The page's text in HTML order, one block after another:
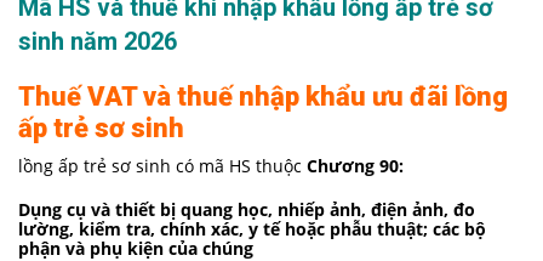
Mã HS và thuế khi nhập khẩu lồng ấp trẻ sơ
sinh năm 2026
Thuế VAT và thuế nhập khẩu ưu đãi lồng
ấp trẻ sơ sinh
lồng ấp trẻ sơ sinh có mã HS thuộc Chương 90:
Dụng cụ và thiết bị quang học, nhiếp ảnh, điện ảnh, đo
lường, kiểm tra, chính xác, y tế hoặc phẫu thuật; các bộ
phận và phụ kiện của chúng